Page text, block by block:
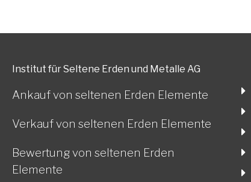
Institut für Seltene Erden und Metalle AG
Ankauf von seltenen Erden Elemente
Verkauf von seltenen Erden Elemente
Bewertung von seltenen Erden
Elemente